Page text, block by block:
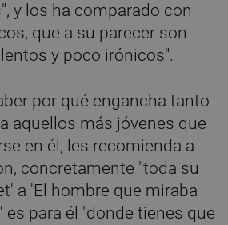
y los ha comparado con
que a su parecer son
y poco irónicos".
por qué engancha tanto
aquellos más jóvenes que
en él, les recomienda a
concretamente "toda su
a 'El hombre que miraba
es para él "donde tienes que